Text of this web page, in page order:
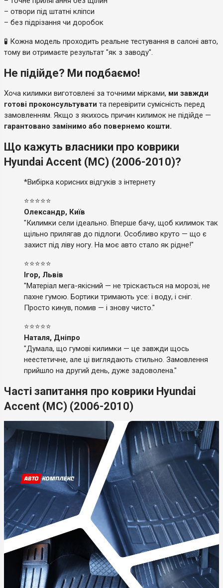
– отвори під штатні кліпси
– без підрізання чи доробок
🧪 Кожна модель проходить реальне тестування в салоні авто,
тому ви отримаєте результат "як з заводу".
Не підійде? Ми подбаємо!
Хоча килимки виготовлені за точними мірками, ми завжди
готові проконсультувати та перевірити сумісність перед
замовленням. Якщо з якихось причин килимок не підійде —
гарантовано замінимо або повернемо кошти.
Що кажуть власники про коврики
Hyundai Accent (MC) (2006-2010)?
*Вибірка корисних відгуків з інтернету
⭐⭐⭐⭐⭐
Олександр, Київ
"Килимки сели ідеально. Вперше бачу, щоб килимок так
щільно прилягав до підлоги. Особливо круто — що є
захист під ліву ногу. На моє авто стало як рідне!"
⭐⭐⭐⭐⭐
Ігор, Львів
"Матеріал мега-якісний — не тріскається на морозі, не
пахне гумою. Бортики тримають усе: і воду, і сніг.
Просто кинув, помив — і знову чисто."
⭐⭐⭐⭐⭐
Наталя, Дніпро
"Думала, що гумові килимки — це завжди щось
неестетичне, але ці виглядають стильно. Замовлення
прийшло на другий день, дуже задоволена."
Часті запитання про коврики Hyundai
Accent (MC) (2006-2010)